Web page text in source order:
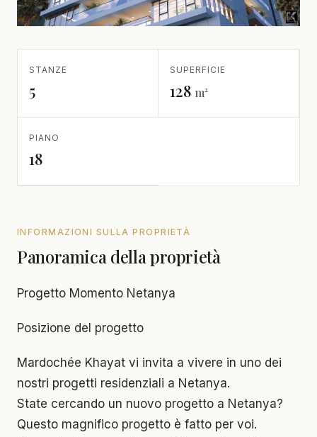
STANZE
5
SUPERFICIE
128 m²
PIANO
18
INFORMAZIONI SULLA PROPRIETÀ
Panoramica della proprietà
Progetto Momento Netanya
Posizione del progetto
Mardochée Khayat vi invita a vivere in uno dei
nostri progetti residenziali a Netanya.
State cercando un nuovo progetto a Netanya?
Questo magnifico progetto è fatto per voi.